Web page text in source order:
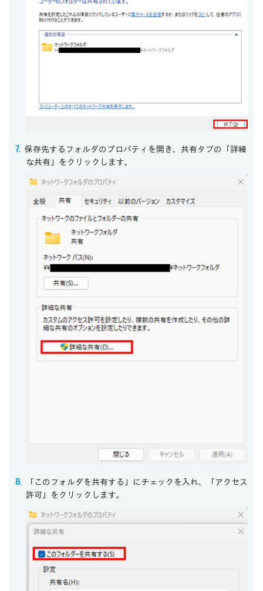
保存先するフォルダのプロパティを開き、共有タブの「詳細
な共有」をクリックします。
「このフォルダを共有する」にチェックを入れ、「アクセス
許可」をクリックします。